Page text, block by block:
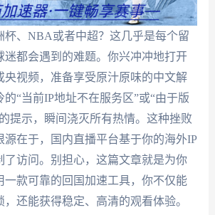
杯、NBA或者中超？这几乎是每个留
迷都会遇到的难题。你兴冲冲地打开
央视频，准备享受原汁原味的中文解
“当前IP地址不在服务区”或“由于版
提示，瞬间浇灭所有热情。这种挫败
源在于，国内直播平台基于你的海外IP
了访问。别担心，这篇文章就是为你
一款可靠的回国加速工具，你不仅能
还能获得稳定、高清的观看体验。